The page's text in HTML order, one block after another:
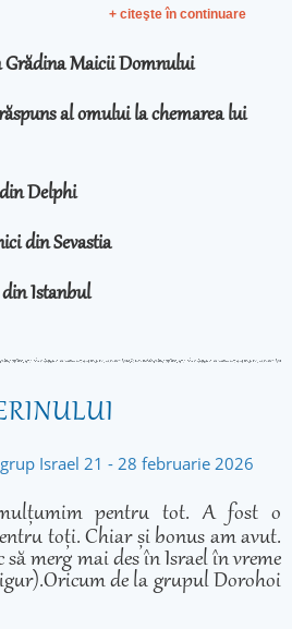
+ citeşte în continuare
Grădina Maicii Domnului
al omului la chemarea lui
Delphi
din Sevastia
Istanbul
Israel 21 - 28 februarie 2026
pentru tot. A fost o
toți. Chiar și bonus am avut.
să merg mai des în Israel în vreme
de la grupul Dorohoi